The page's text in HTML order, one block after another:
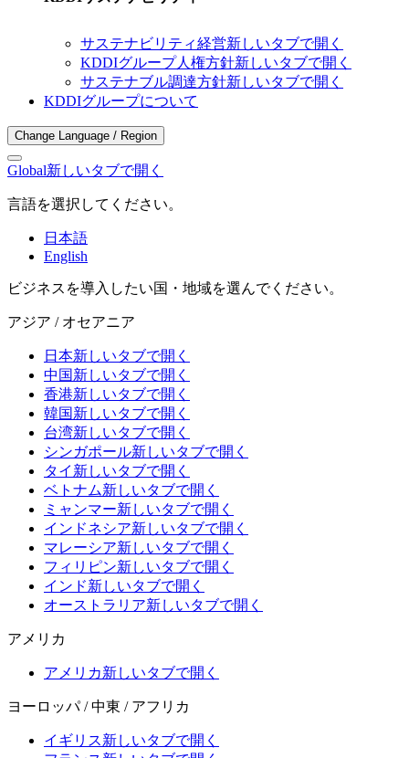
サステナビリティ経営新しいタブで開く
KDDIグループ人権方針新しいタブで開く
サステナブル調達方針新しいタブで開く
KDDIグループについて
Change Language / Region
Global新しいタブで開く
言語を選択してください。
日本語
English
ビジネスを導入したい国・地域を選んでください。
アジア / オセアニア
日本新しいタブで開く
中国新しいタブで開く
香港新しいタブで開く
韓国新しいタブで開く
台湾新しいタブで開く
シンガポール新しいタブで開く
タイ 新しいタブで開く
ベトナム新しいタブで開く
ミャンマー新しいタブで開く
インドネシア新しいタブで開く
マレーシア新しいタブで開く
フィリピン新しいタブで開く
インド新しいタブで開く
オーストラリア新しいタブで開く
アメリカ
アメリカ新しいタブで開く
ヨーロッパ / 中東 / アフリカ
イギリス新しいタブで開く